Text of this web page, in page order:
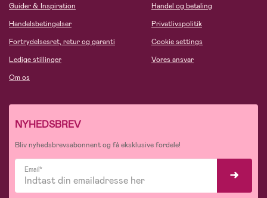
Guider & Inspiration
Handelsbetingelser
Fortrydelsesret, retur og garanti
Ledige stillinger
Om os
Handel og betaling
Privatlivspolitik
Cookie settings
Vores ansvar
NYHEDSBREV
Bliv nyhedsbrevsabonnent og få eksklusive fordele!
Email*